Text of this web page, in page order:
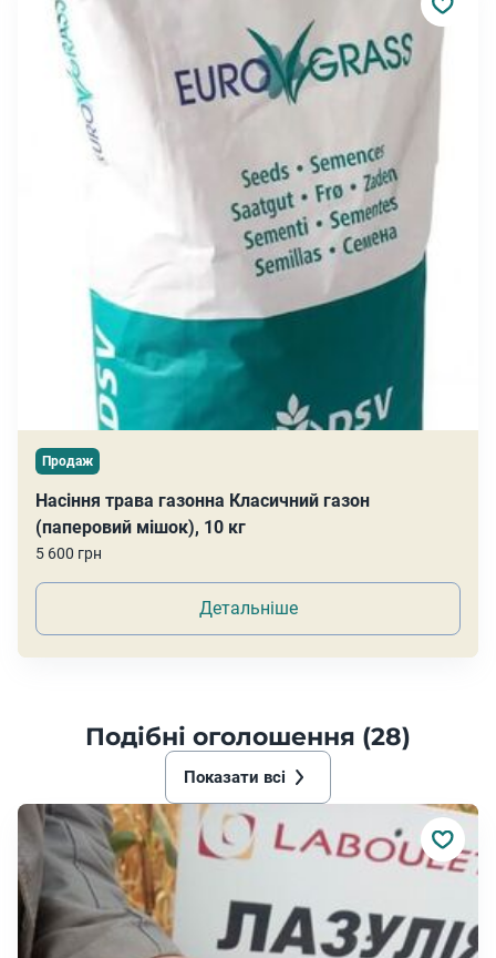
Продаж
Насіння трава газонна Класичний газон
(паперовий мішок), 10 кг
5 600 грн
Детальніше
Подібні оголошення (28)
Показати всі